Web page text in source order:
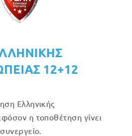
12+12
Ελληνικής
η τοποθέτηση γίνει